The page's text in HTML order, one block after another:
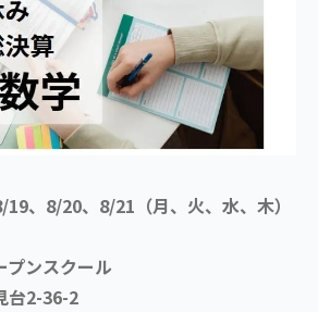
、8/20、8/21（月、火、水、木）
プンスクール
台2-36-2